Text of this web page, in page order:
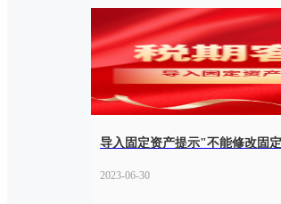
导入固定资产提示"不能修改固
2023-06-30